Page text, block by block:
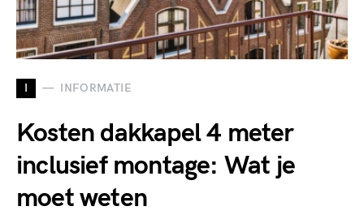
I INFORMATIE
Kosten dakkapel 4 meter
inclusief montage: Wat je
moet weten